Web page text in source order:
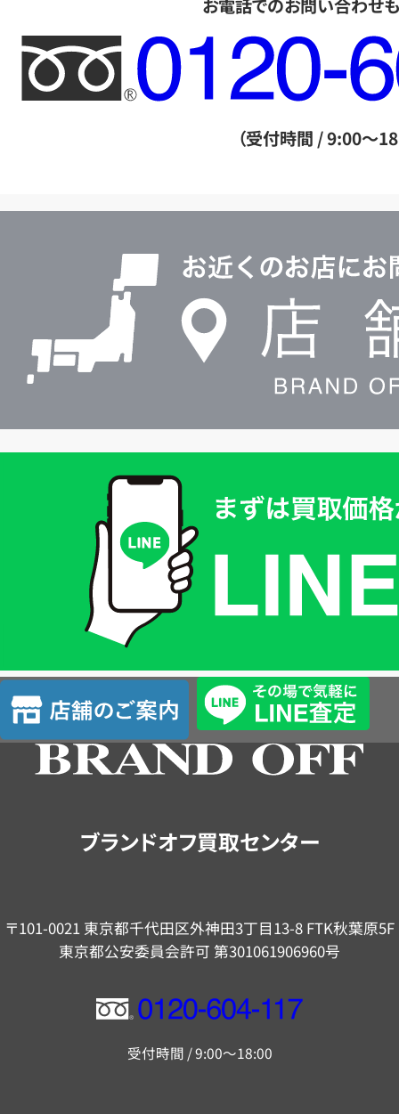
お電話でのお問い合わせ
フ
リ
ー
ル
（受付時間 / 9:00～
査
定
店
舗
の
ブランドオフ買取センター
〒101-0021 東京都千代田区外神田3丁目13-8 FTK秋葉原5F
東京都公安委員会許可 第301061906960号
フ
ー
受付時間 / 9:00～18:00